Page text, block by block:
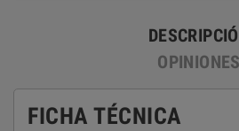
OPINIONES
FICHA TÉCNICA